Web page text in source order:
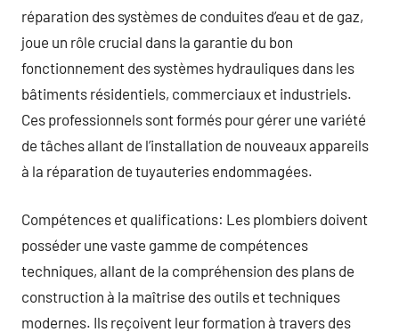
réparation des systèmes de conduites d’eau et de gaz,
joue un rôle crucial dans la garantie du bon
fonctionnement des systèmes hydrauliques dans les
bâtiments résidentiels, commerciaux et industriels.
Ces professionnels sont formés pour gérer une variété
de tâches allant de l’installation de nouveaux appareils
à la réparation de tuyauteries endommagées.
Compétences et qualifications: Les plombiers doivent
posséder une vaste gamme de compétences
techniques, allant de la compréhension des plans de
construction à la maîtrise des outils et techniques
modernes. Ils reçoivent leur formation à travers des